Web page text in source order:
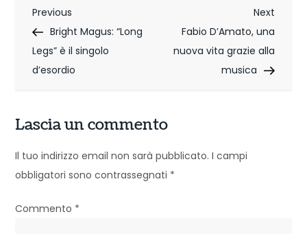
N
a
v
g
a
z
i
Previous
Post
Previous
Bright Magus: “Long
Legs” è il singolo
d’esordio
Next
Post
Next
Fabio D’Amato, una
nuova vita grazie alla
musica
Lascia un commento
Il tuo indirizzo email non sarà pubblicato. I campi
obbligatori sono contrassegnati *
Commento *